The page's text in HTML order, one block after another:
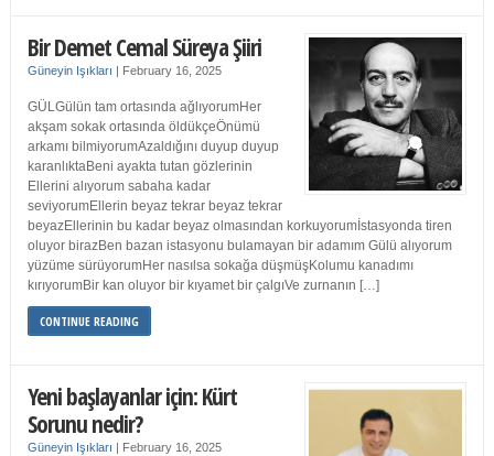
Bir Demet Cemal Süreya Şiiri
Güneyin Işıkları | February 16, 2025
GÜLGülün tam ortasında ağlıyorumHer
akşam sokak ortasında öldükçeÖnümü
arkamı bilmiyorumAzaldığını duyup duyup
karanlıktaBeni ayakta tutan gözlerinin
Ellerini alıyorum sabaha kadar
seviyorumEllerin beyaz tekrar beyaz tekrar
beyazEllerinin bu kadar beyaz olmasından korkuyorumİstasyonda tiren
oluyor birazBen bazan istasyonu bulamayan bir adamım Gülü alıyorum
yüzüme sürüyorumHer nasılsa sokağa düşmüşKolumu kanadımı
kırıyorumBir kan oluyor bir kıyamet bir çalgıVe zurnanın […]
CONTINUE READING
Yeni başlayanlar için: Kürt
Sorunu nedir?
Güneyin Işıkları | February 16, 2025